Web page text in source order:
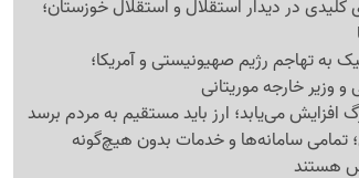
در دیدار استقلال و استقلال خوزستان؛
به تهاجم رژیم صهیونیستی و آمریکا؛
وزیر خارجه موریتانی
افزایش می‌یابد؛ ارز باید مستقیم به مردم برسد
تمامی سامانه‌ها و خدمات بدون هیچ‌گونه
هستند